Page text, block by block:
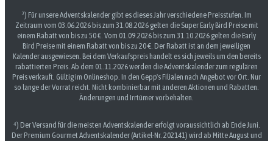
³) Für unsere Adventskalender gibt es dieses Jahr verschiedene Preisstufen. Im
Zeitraum vom 03.06.2026 bis zum 31.08.2026 gelten die Super Early Bird Preise mit
einem Rabatt von bis zu 50 €. Vom 01.09.2026 bis zum 31.10.2026 gelten die Early
Bird Preise mit einem Rabatt von bis zu 20 €. Der Rabatt ist an dem jeweiligen
Kalender ausgewiesen. Bei dem Verkaufspreis handelt es sich jeweils um den bereits
rabattierten Preis. Ab dem 01.11.2026 werden die Adventskalender zum regulären
Preis verkauft. Gültig im Onlineshop. In den Gepp's Filialen nach Angebot vor Ort. Nur
so lange der Vorrat reicht. Nicht kombinierbar mit anderen Aktionen und Rabatten.
Änderungen und Irrtümer vorbehalten.
⁴) Der Versand für die meisten Adventskalender erfolgt voraussichtlich ab Ende Juni.
Der Premium Gourmet Adventskalender (Artikel-Nr. 202141) wird ab Mitte August und